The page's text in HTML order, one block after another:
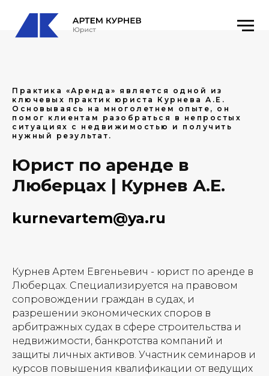
Практика «Аренда» является одной из
ключевых практик юриста Курнева А.Е.
Основываясь на многолетнем опыте, он
помог клиентам разобраться в непростых
ситуациях с недвижимостью и получить
нужный результат.
Юрист по аренде в
Люберцах | Курнев А.Е.
kurnevartem@ya.ru
Курнев Артем Евгеньевич - юрист по аренде в
Люберцах. Специализируется на правовом
сопровождении граждан в судах, и
разрешении экономических споров в
арбитражных судах в сфере строительства и
недвижимости, банкротства компаний и
защиты личных активов. Участник семинаров и
курсов повышения квалификации от ведущих